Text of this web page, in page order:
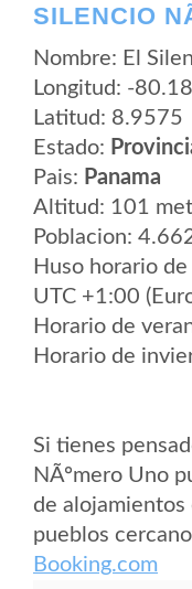
SILENCIO
Nombre: El
Longitud: -
Latitud: 8.9575
Estado:
Pais: Panama
Altitud: 101
Poblacion:
Huso horario
UTC +1:00
Horario de
Horario de
Si tienes
NÃºmero Uno
de
pueblos
Booking.com